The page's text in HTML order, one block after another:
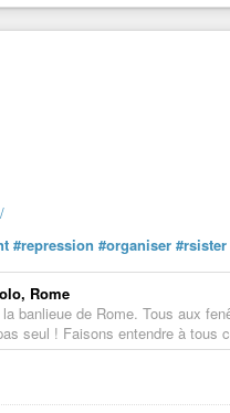
#repression #organiser #rsister
Rome
banlieue de Rome. Tous aux
seul ! Faisons entendre à tous